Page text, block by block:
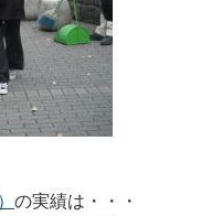
の実績は・・・